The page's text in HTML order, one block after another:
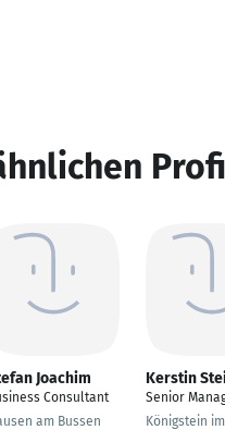
Joachim
Consultant
am Bussen
Kerstin
Senior
Königstein